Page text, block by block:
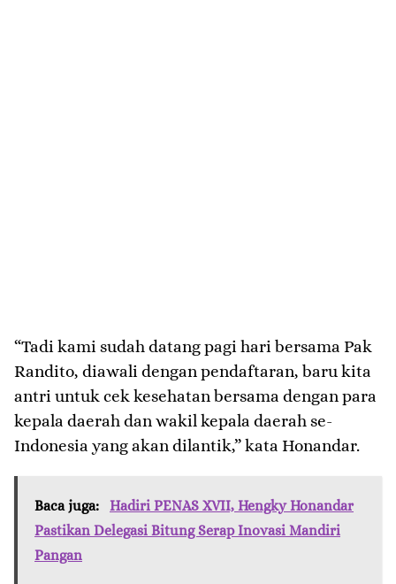
“Tadi kami sudah datang pagi hari bersama Pak
Randito, diawali dengan pendaftaran, baru kita
antri untuk cek kesehatan bersama dengan para
kepala daerah dan wakil kepala daerah se-
Indonesia yang akan dilantik,” kata Honandar.
Baca juga:
Hadiri PENAS XVII, Hengky Honandar
Pastikan Delegasi Bitung Serap Inovasi Mandiri
Pangan